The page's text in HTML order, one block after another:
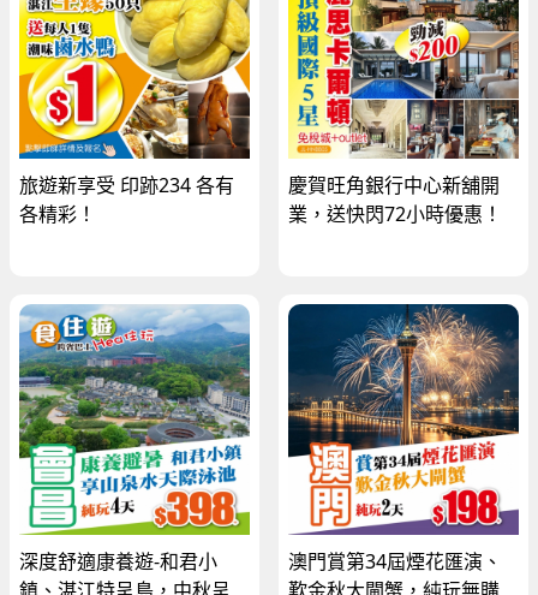
旅遊新享受 印跡234 各有
各精彩！
慶賀旺角銀行中心新舖開
業，送快閃72小時優惠！
深度舒適康養遊-和君小
澳門賞第34屆煙花匯演、